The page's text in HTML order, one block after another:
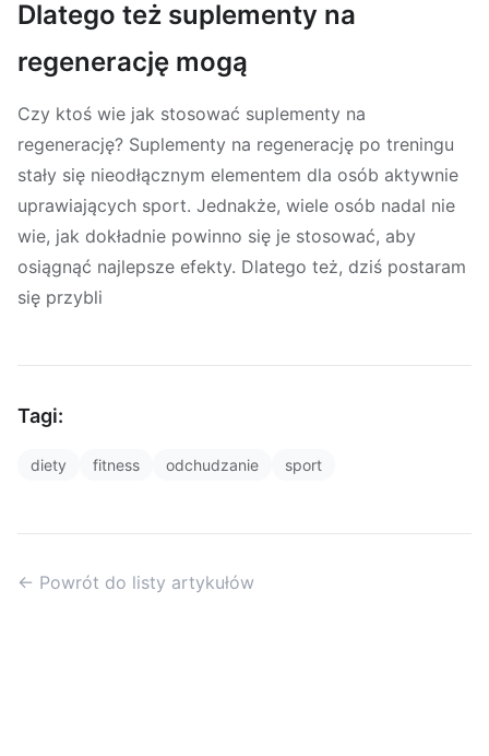
Dlatego też suplementy na
regenerację mogą
Czy ktoś wie jak stosować suplementy na
regenerację? Suplementy na regenerację po treningu
stały się nieodłącznym elementem dla osób aktywnie
uprawiających sport. Jednakże, wiele osób nadal nie
wie, jak dokładnie powinno się je stosować, aby
osiągnąć najlepsze efekty. Dlatego też, dziś postaram
się przybli
Tagi:
diety fitness odchudzanie sport
← Powrót do listy artykułów